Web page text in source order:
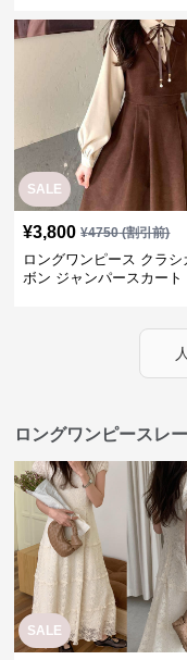
SALE
¥3,800 ¥4750(割引前)
ロングワンピース クラシ
ボン ジャンパースカート
ロングワンピースレ
SALE